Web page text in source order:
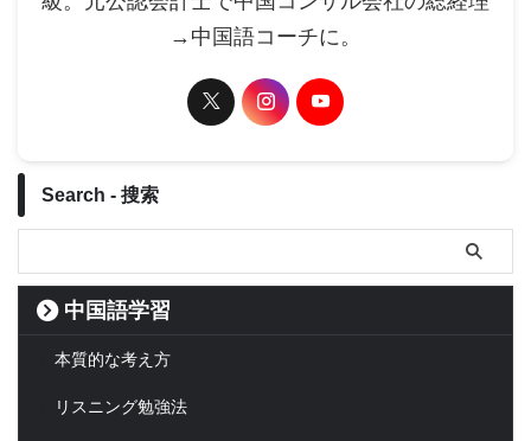
→中国語コーチに。
Search - 搜索
中国語学習
本質的な考え方
リスニング勉強法